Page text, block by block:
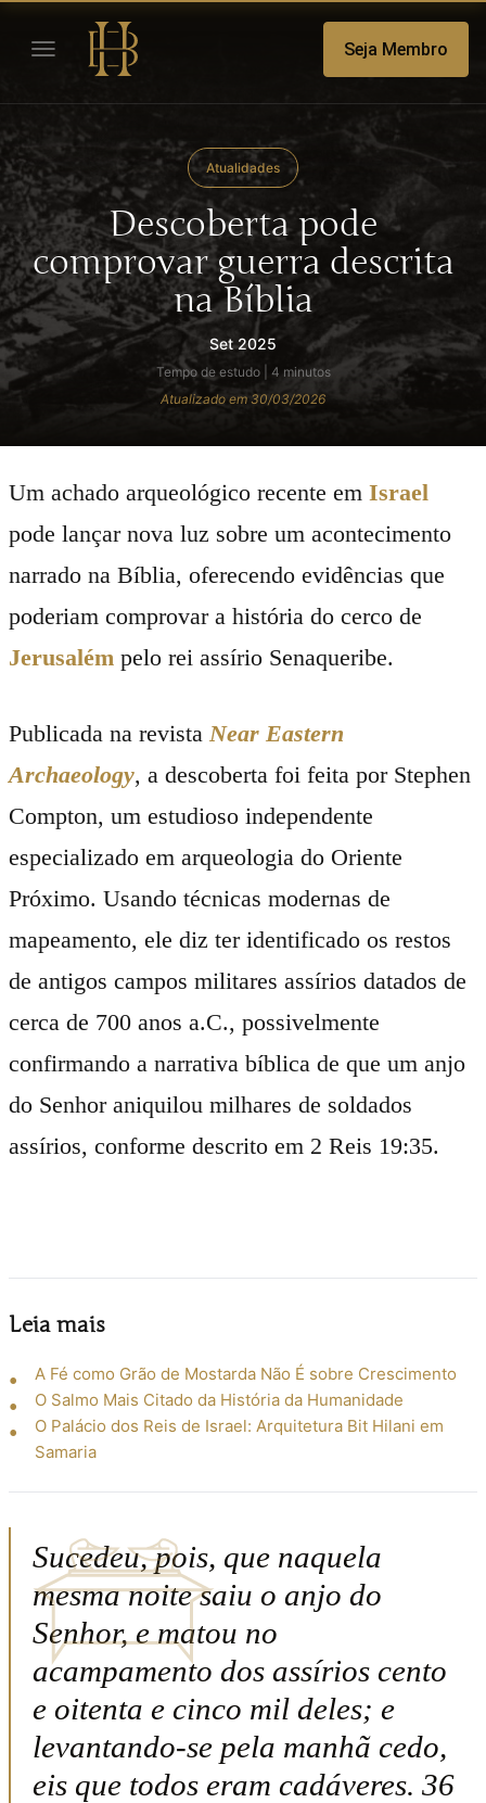
Seja Membro
Atualidades
Descoberta pode
comprovar guerra descrita
na Bíblia
Set 2025
Tempo de estudo | 4 minutos
Atualizado em 30/03/2026
Um achado arqueológico recente em Israel
pode lançar nova luz sobre um acontecimento
narrado na Bíblia, oferecendo evidências que
poderiam comprovar a história do cerco de
Jerusalém pelo rei assírio Senaqueribe.
Publicada na revista Near Eastern
Archaeology, a descoberta foi feita por Stephen
Compton, um estudioso independente
especializado em arqueologia do Oriente
Próximo. Usando técnicas modernas de
mapeamento, ele diz ter identificado os restos
de antigos campos militares assírios datados de
cerca de 700 anos a.C., possivelmente
confirmando a narrativa bíblica de que um anjo
do Senhor aniquilou milhares de soldados
assírios, conforme descrito em 2 Reis 19:35.
Leia mais
A Fé como Grão de Mostarda Não É sobre Crescimento
O Salmo Mais Citado da História da Humanidade
O Palácio dos Reis de Israel: Arquitetura Bit Hilani em
Samaria
Sucedeu, pois, que naquela
mesma noite saiu o anjo do
Senhor, e matou no
acampamento dos assírios cento
e oitenta e cinco mil deles; e
levantando-se pela manhã cedo,
eis que todos eram cadáveres. 36